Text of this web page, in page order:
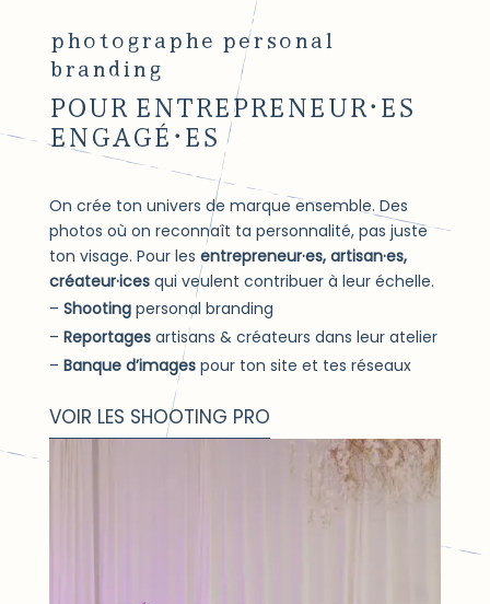
photographe personal
branding
POUR ENTREPRENEUR·ES
ENGAGÉ·ES
On crée ton univers de marque ensemble. Des
photos où on reconnaît ta personnalité, pas juste
ton visage. Pour les entrepreneur·es, artisan·es,
créateur·icesqui veulent contribuer à leur échelle.
Shootingpersonal branding
Reportagesartisans & créateurs dans leur atelier
Banque d’imagespour ton site et tes réseaux
VOIR LES SHOOTING PRO